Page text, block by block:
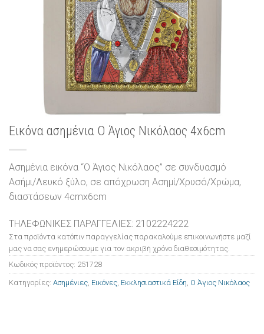
Εικόνα ασημένια Ο Άγιος Νικόλαος 4x6cm
Ασημένια εικόνα “Ο Άγιος Νικόλαος” σε συνδυασμό
Ασήμι/Λευκό ξύλο, σε απόχρωση Ασημί/Χρυσό/Χρώμα,
διαστάσεων 4cmx6cm
ΤΗΛΕΦΩΝΙΚΕΣ ΠΑΡΑΓΓΕΛΙΕΣ: 2102224222
Στα προϊόντα κατόπιν παραγγελίας παρακαλούμε επικοινωνήστε μαζί
μας να σας ενημερώσουμε για τον ακριβή χρόνο διαθεσιμότητας.
Κωδικός προϊόντος: 251728
Κατηγορίες: Ασημένιες Εικόνες Εκκλησιαστικά Είδη Ο Άγιος Νικόλαος